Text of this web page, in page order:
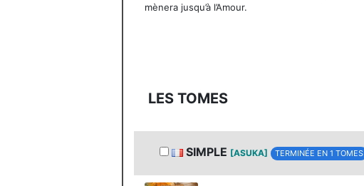
mènera jusqu’à l’Amour.
LES TOMES
SIMPLE [ASUKA] TERMINÉE EN 1 TOMES